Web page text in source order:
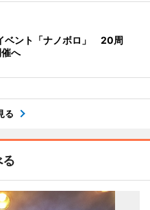
ベント「ナノボロ」 20周
へ
る